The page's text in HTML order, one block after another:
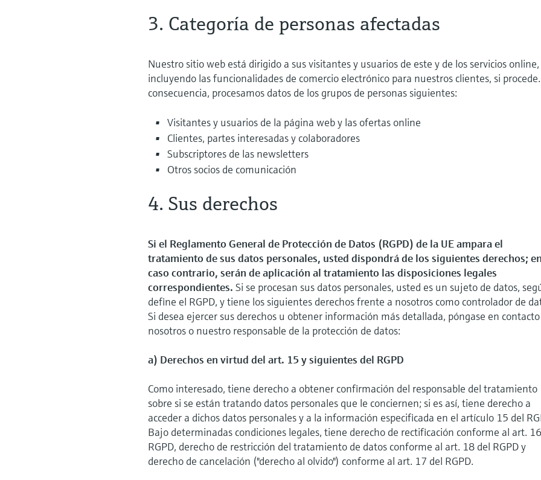
3. Categoría de personas afectadas
Nuestro sitio web está dirigido a sus visitantes y usuarios de este y de los servicios online,
incluyendo las funcionalidades de comercio electrónico para nuestros clientes, si
consecuencia, procesamos datos de los grupos de personas siguientes:
Visitantes y usuarios de la página web y las ofertas online
Clientes, partes interesadas y colaboradores
Subscriptores de las newsletters
Otros socios de comunicación
4. Sus derechos
Si el Reglamento General de Protección de Datos (RGPD) de la UE ampara el
tratamiento de sus datos personales, usted dispondrá de los siguientes derechos; en
caso contrario, serán de aplicación al tratamiento las disposiciones legales
correspondientes. Si se procesan sus datos personales, usted es un sujeto de datos,
define el RGPD, y tiene los siguientes derechos frente a nosotros como controlador de
Si desea ejercer sus derechos u obtener información más detallada, póngase en
nosotros o nuestro responsable de la protección de datos:
a) Derechos en virtud del art. 15 y siguientes del RGPD
Como interesado, tiene derecho a obtener confirmación del responsable del tratamiento
sobre si se están tratando datos personales que le conciernen; si es así, tiene derecho a
acceder a dichos datos personales y a la información especificada en el artículo 15 del
Bajo determinadas condiciones legales, tiene derecho de rectificación conforme al art.
RGPD, derecho de restricción del tratamiento de datos conforme al art. 18 del RGPD y
derecho de cancelación ("derecho al olvido") conforme al art. 17 del RGPD.